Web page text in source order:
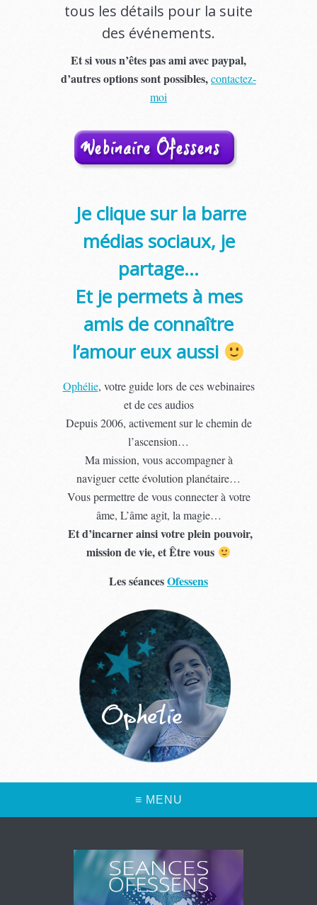
tous les détails pour la suite
des événements.
Et si vous n’êtes pas ami avec paypal,
d’autres options sont possibles,contactez-
moi
Je clique sur la barre
médias sociaux, je
partage…
Et je permets à mes
amis de connaître
l’amour eux aussi
Ophélie, votre guide lors de ces webinaires
et de ces audios
Depuis 2006, activement sur le chemin de
l’ascension…
Ma mission, vous accompagner à
naviguer cette évolution planétaire…
Vous permettre de vous connecter à votre
âme, L’âme agit, la magie…
Et d’incarner ainsi votre plein pouvoir,
mission de vie, et Être vous
Les séancesOfessens
≡ MENU